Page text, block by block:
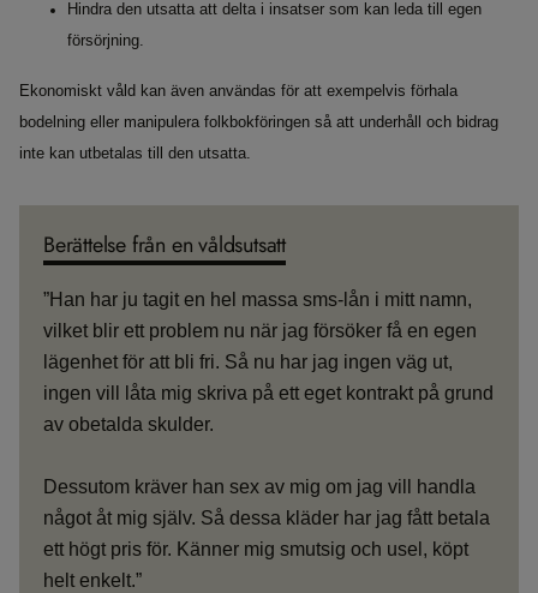
Hindra den utsatta att delta i insatser som kan leda till egen
försörjning.
Ekonomiskt våld kan även användas för att exempelvis förhala
bodelning eller manipulera folkbokföringen så att underhåll och bidrag
inte kan utbetalas till den utsatta.
Berättelse från en våldsutsatt
”Han har ju tagit en hel massa sms-lån i mitt namn,
vilket blir ett problem nu när jag försöker få en egen
lägenhet för att bli fri. Så nu har jag ingen väg ut,
ingen vill låta mig skriva på ett eget kontrakt på grund
av obetalda skulder.
Dessutom kräver han sex av mig om jag vill handla
något åt mig själv. Så dessa kläder har jag fått betala
ett högt pris för. Känner mig smutsig och usel, köpt
helt enkelt.”